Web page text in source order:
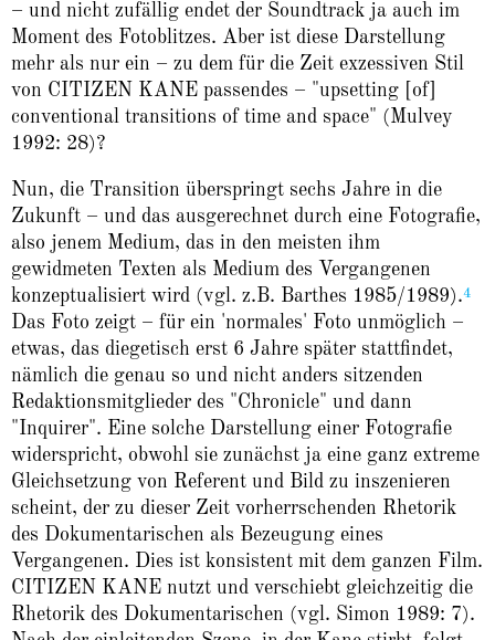
– und nicht zufällig endet der Soundtrack ja auch im
Moment des Fotoblitzes. Aber ist diese Darstellung
mehr als nur ein – zu dem für die Zeit exzessiven Stil
von CITIZEN KANE passendes – "upsetting [of]
conventional transitions of time and space" (Mulvey
1992: 28)?
Nun, die Transition überspringt sechs Jahre in die
Zukunft – und das ausgerechnet durch eine Fotografie,
also jenem Medium, das in den meisten ihm
gewidmeten Texten als Medium des Vergangenen
konzeptualisiert wird (vgl. z.B. Barthes 1985/1989).4
Das Foto zeigt – für ein 'normales' Foto unmöglich –
etwas, das diegetisch erst 6 Jahre später stattfindet,
nämlich die genau so und nicht anders sitzenden
Redaktionsmitglieder des "Chronicle" und dann
"Inquirer". Eine solche Darstellung einer Fotografie
widerspricht, obwohl sie zunächst ja eine ganz extreme
Gleichsetzung von Referent und Bild zu inszenieren
scheint, der zu dieser Zeit vorherrschenden Rhetorik
des Dokumentarischen als Bezeugung eines
Vergangenen. Dies ist konsistent mit dem ganzen Film.
CITIZEN KANE nutzt und verschiebt gleichzeitig die
Rhetorik des Dokumentarischen (vgl. Simon 1989: 7).